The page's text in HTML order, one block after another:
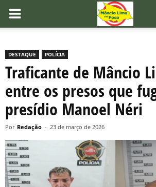
DESTAQUE POLÍCIA
Traficante de Mâncio
entre os presos que
presídio Manoel Néri
Por Redação - 23 de março de 2026